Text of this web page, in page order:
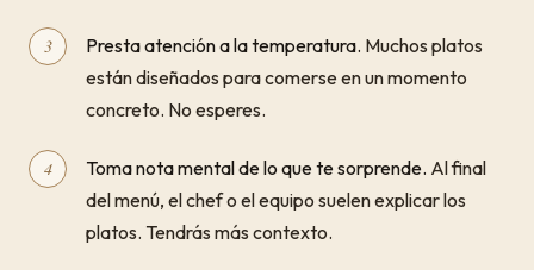
Presta atención a la temperatura. Muchos platos
están diseñados para comerse en un momento
concreto. No esperes.
Toma nota mental de lo que te sorprende. Al final
del menú, el chef o el equipo suelen explicar los
platos. Tendrás más contexto.